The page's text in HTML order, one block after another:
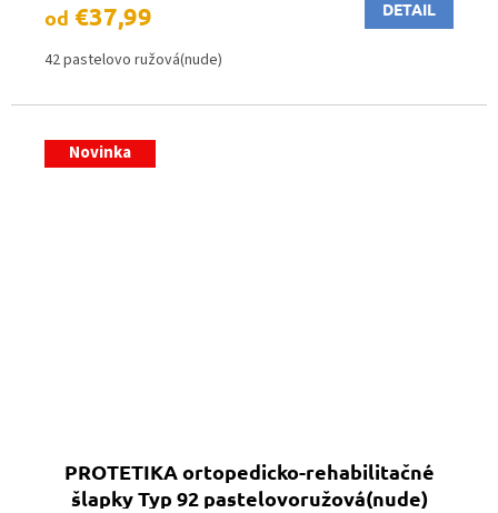
od €37,99 DETAIL
42 pastelovo ružová(nude)
Novinka
PROTETIKA ortopedicko-rehabilitačné
šlapky Typ 92 pastelovoružová(nude)